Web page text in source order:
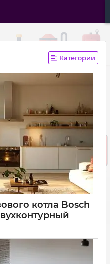
Категории
котла Bosch